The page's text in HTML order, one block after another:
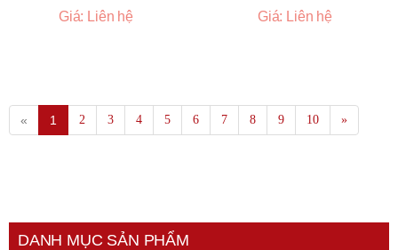
Giá: Liên hệ Giá: Liên hệ
« 1 2 3 4 5 6 7 8 9 10 »
DANH MỤC SẢN PHẨM